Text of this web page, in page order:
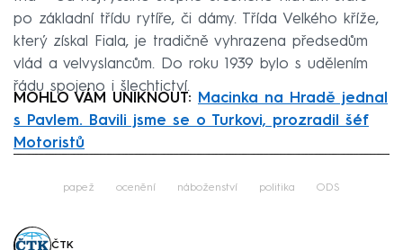
po základní třídu rytíře, či dámy. Třída Velkého kříže,
který získal Fiala, je tradičně vyhrazena předsedům
vlád a velvyslancům. Do roku 1939 bylo s udělením
řádu spojeno i šlechtictví.
MOHLO VÁM UNIKNOUT:
Macinka na Hradě jednal
s Pavlem. Bavili jsme se o Turkovi, prozradil šéf
Motoristů
papež ocenění náboženství politika ODS
ČTK